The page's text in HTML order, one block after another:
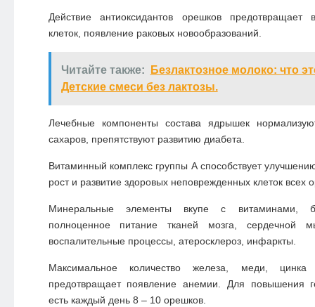
Действие антиоксидантов орешков предотвращает
клеток, появление раковых новообразований.
Читайте также:
Безлактозное молоко: что
Детские смеси без лактозы.
Лечебные компоненты состава ядрышек
сахаров, препятствуют развитию диабета.
Витаминный комплекс группы А способствует
рост и развитие здоровых неповрежденных клеток всех
Минеральные элементы вкупе с витаминами,
полноценное питание тканей мозга, сердечной
воспалительные процессы, атеросклероз, инфаркты.
Максимальное количество железа, меди,
предотвращает появление анемии. Для повышения
есть каждый день 8 – 10 орешков.